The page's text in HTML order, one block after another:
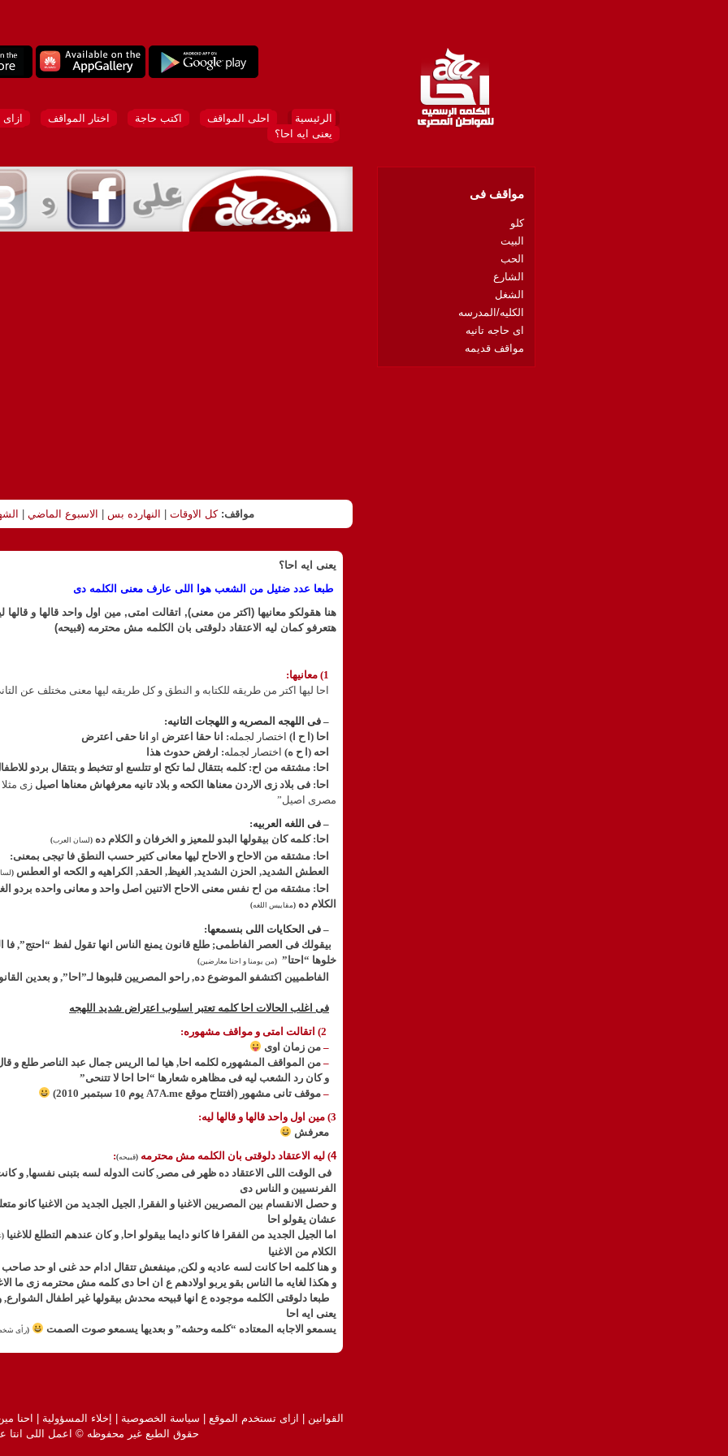
الرئيسية احلى المواقف اكتب حاجة اختار المواقف
يعنى ايه احا؟
مواقف: كل الاوقات | النهارده بس | الاسبوع الماضي |
يعنى ايه احا؟
طبعا عدد ضئيل من الشعب هوا اللى عارف معنى الكلمه دى
هنا هقولكو معانيها (اكتر من معنى), اتقالت امتى, مين اول واحد قالها و قالها
هتعرفو كمان ليه الاعتقاد دلوقتى بان الكلمه مش محترمه (قبيحه)
1) معانيها:
احا ليها اكتر من طريقه للكتابه و النطق و كل طريقه ليها معنى مختلف عن
– فى اللهجه المصريه و اللهجات التانيه:
احا (ا ح ا) اختصار لجمله: انا حقا اعترض او انا حقى اعترض
احه (ا ح ه) اختصار لجمله: ارفض حدوث هذا
احا: مشتقه من اح: كلمه بتتقال لما تكح او تتلسع او تتخبط و بتتقال بردو
احا: فى بلاد زى الاردن معناها الكحه و بلاد تانيه معرفهاش معناها اصيل زى
مصرى اصيل”
– فى اللغه العربيه:
احا: كلمه كان بيقولها البدو للمعيز و الخرفان و الكلام ده (لسان العرب)
احا: مشتقه من الاحاح و الاحاح ليها معانى كتير حسب النطق فا تيجى بمعنى:
العطش الشديد, الحزن الشديد, الغيظ, الحقد, الكراهيه و الكحه او العطس (
احا: مشتقه من اح نفس معنى الاحاح الاتنين اصل واحد و معانى واحده بردو
الكلام ده (مقاييس اللغه)
– فى الحكايات اللى بنسمعها:
بيقولك فى العصر الفاطمى; طلع قانون يمنع الناس انها تقول لفظ “احتج”, فا
خلوها “احتا” (من يومنا و احنا معارضين)
الفاطميين اكتشفو الموضوع ده, راحو المصريين قلبوها لـ”احا”, و بعدين
فى اغلب الحالات احا كلمه تعتبر اسلوب اعتراض شديد اللهجه
2) اتقالت امتى و مواقف مشهوره:
– من زمان اوى
– من المواقف المشهوره لكلمه احا, هيا لما الريس جمال عبد الناصر طلع و
و كان رد الشعب ليه فى مظاهره شعارها “احا احا لا تتنحى”
– موقف تانى مشهور (افتتاح موقع A7A.me يوم 10 سبتمبر 2010)
3) مين اول واحد قالها و قالها ليه:
معرفش
4) ليه الاعتقاد دلوقتى بان الكلمه مش محترمه (قبيحه)
:
فى الوقت اللى الاعتقاد ده ظهر فى مصر, كانت الدوله لسه بتبنى نفسها, و
الفرنسيين و الناس دى
و حصل الانقسام بين المصريين الاغنيا و الفقرا, الجيل الجديد من الاغنيا
عشان يقولو احا
اما الجيل الجديد من الفقرا فا كانو دايما بيقولو احا, و كان عندهم التطلع للاغنيا (
الكلام من الاغنيا
و هنا كلمه احا كانت لسه عاديه و لكن, مينفعش تتقال ادام حد غنى او حد صاحب
و هكذا لغايه ما الناس بقو يربو اولادهم ع ان احا دى كلمه مش محترمه زى ما
طبعا دلوقتى الكلمه موجوده ع انها قبيحه محدش بيقولها غير اطفال الشوارع, و
يعنى ايه احا
يسمعو الاجابه المعتاده “كلمه وحشه” و بعديها يسمعو صوت الصمت
(رأى
مواقف فى
كلو
البيت
الحب
الشارع
الشغل
الكليه/المدرسه
اى حاجه تانيه
مواقف قديمه
القوانين | ازاى تستخدم الموقع | سياسة الخصوصية | إخلاء المسؤولية | احنا
حقوق الطبع غير محفوظه © اعمل اللى انتا